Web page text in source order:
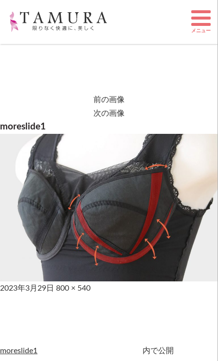
前の画像
次の画像
moreslide1
2023年3月29日 800 × 540
moreslide1 内で公開
メニュー